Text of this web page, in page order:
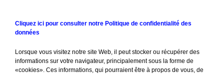
Cliquez ici pour consulter notre Politique de confidentialité des
données
Lorsque vous visitez notre site Web, il peut stocker ou récupérer des
informations sur votre navigateur, principalement sous la forme de
«cookies». Ces informations, qui pourraient être à propos de vous, de